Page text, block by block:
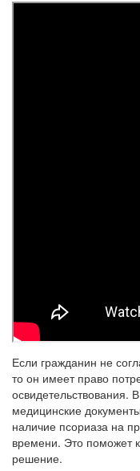
Если гражданин не
то он имеет право
освидетельствования.
медицинские
наличие псориаза на
времени. Это поможет
решение.